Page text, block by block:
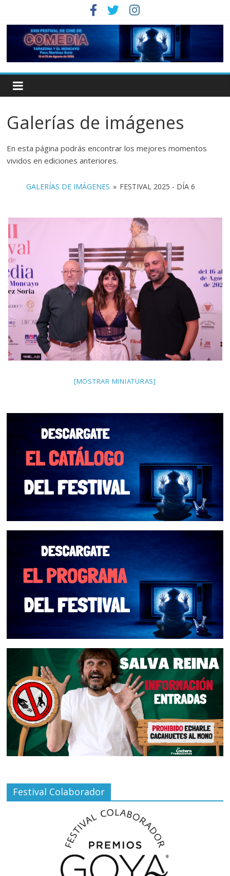
Galerías de imágenes
En esta página podrás encontrar los mejores momentos
vividos en ediciones anteriores.
GALERÍAS DE IMÁGENES » FESTIVAL 2025 - DÍA 6
[MOSTRAR MINIATURAS]
Festival Colaborador